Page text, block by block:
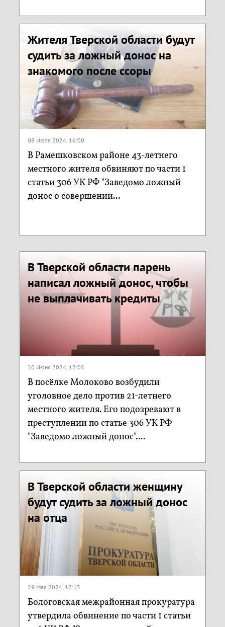
Жителя Тверской области будут
судить за ложный донос на
знакомого после ссоры
08 Июля 2024, 16:00
В Рамешковском районе 43-летнего
местного жителя обвиняют по части 1
статьи 306 УК РФ "Заведомо ложный
донос о совершении...
В Тверской области парень
написал ложный донос, чтобы
не выплачивать кредиты
20 Июня 2024, 12:05
В посёлке Молоково возбудили
уголовное дело против 21-летнего
местного жителя. Его подозревают в
преступлении по статье 306 УК РФ
"Заведомо ложный донос"....
В Тверской области женщину
будут судить за ложный донос
на отца
29 Мая 2024, 12:15
Бологовская межрайонная прокуратура
утвердила обвинение по части 1 статьи